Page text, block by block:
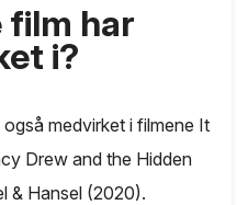
film har
i?
medvirket i filmene It
Drew and the Hidden
& Hansel (2020).